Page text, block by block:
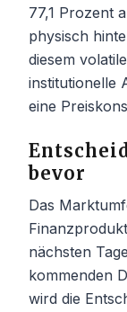
77,1 Prozent
physisch
diesem
institutionelle
eine
bevor
Das
nächsten
kommenden
wird die